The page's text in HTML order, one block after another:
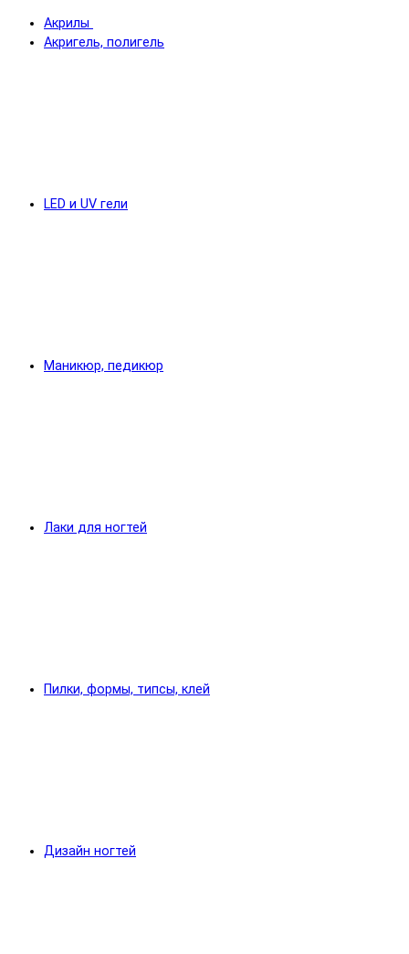
Акрилы
Акригель, полигель
LED и UV гели
Маникюр, педикюр
Лаки для ногтей
Пилки, формы, типсы, клей
Дизайн ногтей